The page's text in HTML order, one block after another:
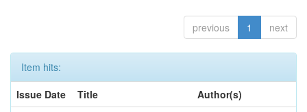
previous 1 next
Item hits:
Issue Date
Title
Author(s)